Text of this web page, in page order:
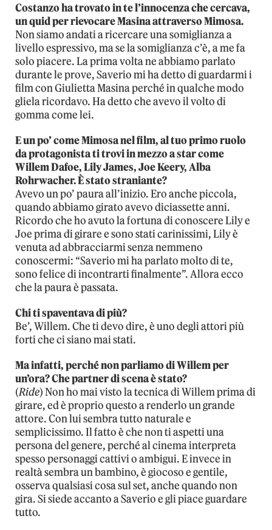
Costanzo ha trovato in te l’innocenza che cercava,
un quid per rievocare Masina attraverso Mimosa.
Non siamo andati a ricercare una somiglianza a
livello espressivo, ma se la somiglianza c’è, a me fa
solo piacere. La prima volta ne abbiamo parlato
durante le prove, Saverio mi ha detto di guardarmi i
film con Giulietta Masina perché in qualche modo
gliela ricordavo. Ha detto che avevo il volto di
gomma come lei.
E un po’ come Mimosa nel film, al tuo primo ruolo
da protagonista ti trovi in mezzo a star come
Willem Dafoe, Lily James, Joe Keery, Alba
Rohrwacher. È stato straniante?
Avevo un po’ paura all’inizio. Ero anche piccola,
quando abbiamo girato avevo diciassette anni.
Ricordo che ho avuto la fortuna di conoscere Lily e
Joe prima di girare e sono stati carinissimi, Lily è
venuta ad abbracciarmi senza nemmeno
conoscermi: “Saverio mi ha parlato molto di te,
sono felice di incontrarti finalmente”. Allora ecco
che la paura è passata.
Chi ti spaventava di più?
Be’, Willem. Che ti devo dire, è uno degli attori più
forti che ci siano mai stati.
Ma infatti, perché non parliamo di Willem per
un’ora? Che partner di scena è stato?
(Ride) Non ho mai visto la tecnica di Willem prima di
girare, ed è proprio questo a renderlo un grande
attore. Con lui sembra tutto naturale e
semplicissimo. Il fatto è che non ti aspetti una
persona del genere, perché al cinema interpreta
spesso personaggi cattivi o ambigui. E invece in
realtà sembra un bambino, è giocoso e gentile,
osserva qualsiasi cosa sul set, anche quando non
gira. Si siede accanto a Saverio e gli piace guardare
tutto.